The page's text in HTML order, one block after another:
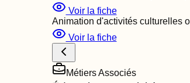
Voir la fiche
Animation d'activités culturelles
Voir la fiche
Métiers Associés